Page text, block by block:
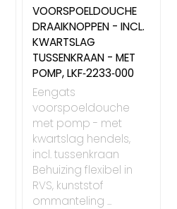
VOORSPOELDOUCHE
DRAAIKNOPPEN - INCL.
KWARTSLAG
TUSSENKRAAN - MET
POMP, LKF‑2233‑000
Eengats
voorspoeldouche
met pomp - met
kwartslag hendels,
incl. tussenkraan
Behuizing flexibel in
RVS, kunststof
ommanteling ...